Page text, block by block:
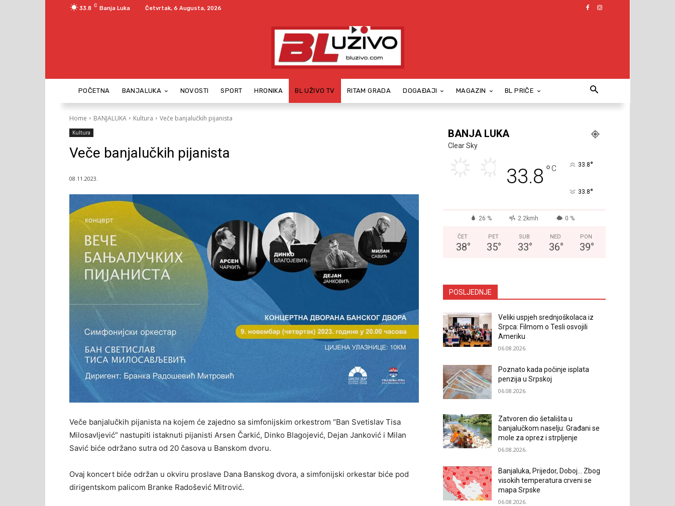
33.8 C Banja Luka Četvrtak, 6 Augusta, 2026
POČETNA BANJALUKA NOVOSTI SPORT HRONIKA BL UŽIVO TV RITAM GRADA DOGAĐAJI MAGAZIN BL PRIČE
Home BANJALUKA Kultura Veče banjalučkih pijanista
Kultura
Veče banjalučkih pijanista
08.11.2023.
Veče banjalučkih pijanista na kojem će zajedno sa simfonijskim orkestrom “Ban Svetislav Tisa
Milosavljević” nastupiti istaknuti pijanisti Arsen Čarkić, Dinko Blagojević, Dejan Janković i Milan
Savić biće održano sutra od 20 časova u Banskom dvoru.
Ovaj koncert biće održan u okviru proslave Dana Banskog dvora, a simfonijski orkestar biće pod
dirigentskom palicom Branke Radošević Mitrović.
BANJA LUKA
Clear Sky
33.8 °C 33.8°
33.8°
26 % 2.2kmh 0 %
ČET
38°
PET
35°
SUB
33°
NED
36°
PON
39°
POSLJEDNJE
Veliki uspjeh srednjoškolaca iz
Srpca: Filmom o Tesli osvojili
Ameriku
06.08.2026.
Poznato kada počinje isplata
penzija u Srpskoj
06.08.2026.
Zatvoren dio šetališta u
banjalučkom naselju: Građani se
mole za oprez i strpljenje
06.08.2026.
Banjaluka, Prijedor, Doboj… Zbog
visokih temperatura crveni se
mapa Srpske
06.08.2026.